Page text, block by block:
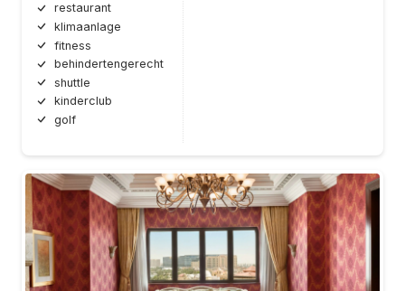
restaurant
klimaanlage
fitness
behindertengerecht
shuttle
kinderclub
golf